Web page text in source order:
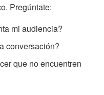
Pregúntate:
mi audiencia?
conversación?
que no encuentren